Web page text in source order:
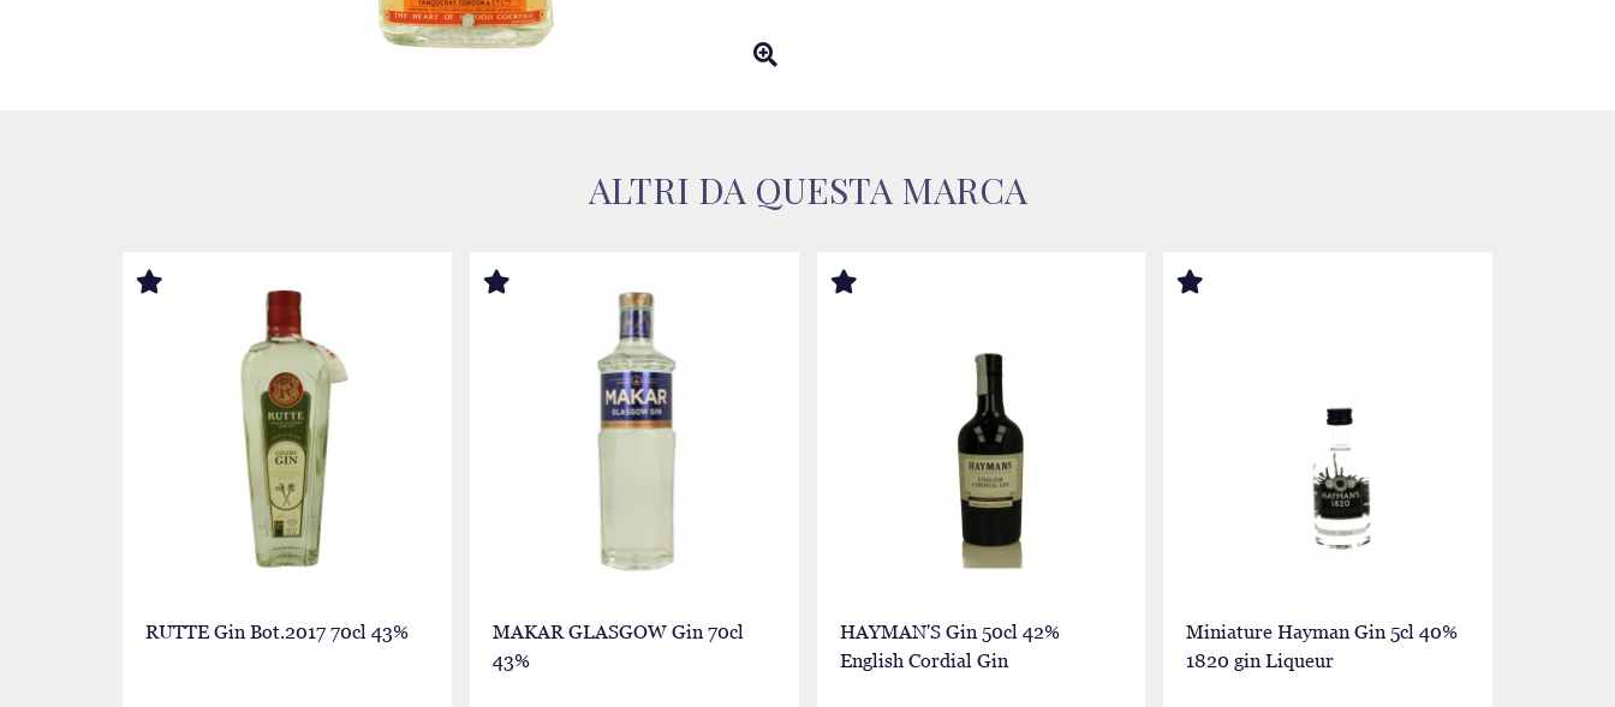
ALTRI DA QUESTA MARCA
RUTTE Gin Bot.2017 70cl 43%
MAKAR GLASGOW Gin 70cl
43%
HAYMAN'S Gin 50cl 42%
English Cordial Gin
Miniature Hayman Gin 5cl 40%
1820 gin Liqueur